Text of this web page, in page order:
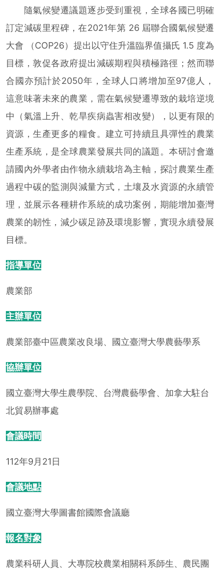
隨氣候變遷議題逐步受到重視，全球各國已明確
訂定減碳里程碑，在2021年第 26 屆聯合國氣候變遷
大會 （COP26）提出以守住升溫臨界值攝氏 1.5 度為
目標，敦促各政府提出減碳期程與積極路徑；然而聯
合國亦預計於2050年，全球人口將增加至97億人，
這意味著未來的農業，需在氣候變遷導致的栽培逆境
中（氣溫上升、乾旱疾病蟲害相改變），以更有限的
資源，生產更多的糧食。建立可持續且具彈性的農業
生產系統，是全球農業發展共同的議題。本研討會邀
請國內外學者由作物永續栽培為主軸，探討農業生產
過程中碳的監測與減量方式，土壤及水資源的永續管
理，並展示各種耕作系統的成功案例，期能增加臺灣
農業的韌性，減少碳足跡及環境影響，實現永續發展
目標。
指導單位
農業部
主辦單位
農業部臺中區農業改良場、國立臺灣大學農藝學系
協辦單位
國立臺灣大學生農學院、台灣農藝學會、加拿大駐台
北貿易辦事處
會議時間
112年9月21日
會議地點
國立臺灣大學圖書館國際會議廳
報名對象
農業科研人員、大專院校農業相關科系師生、農民團